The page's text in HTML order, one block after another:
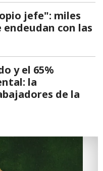
jefe": miles
con las
y el 65%
la
de la